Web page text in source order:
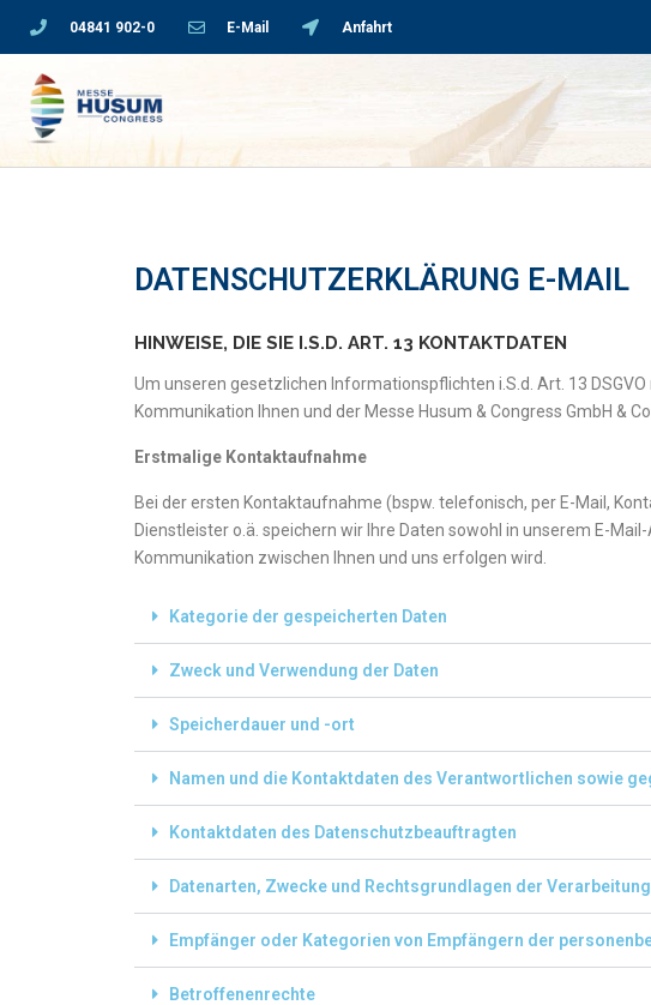
04841 902-0 E-Mail Anfahrt
DATENSCHUTZERKLÄRUNG E-MAIL
HINWEISE, DIE SIE I.S.D. ART. 13 KONTAKTDATEN
Um unseren gesetzlichen Informationspflichten i.S.d. Art. 13
Kommunikation Ihnen und der Messe Husum & Congress GmbH &
Erstmalige Kontaktaufnahme
Bei der ersten Kontaktaufnahme (bspw. telefonisch, per E-Mail,
Dienstleister o.ä. speichern wir Ihre Daten sowohl in unserem E-
Kommunikation zwischen Ihnen und uns erfolgen wird.
Kategorie der gespeicherten Daten
Zweck und Verwendung der Daten
Speicherdauer und -ort
Namen und die Kontaktdaten des Verantwortlichen sowie
Kontaktdaten des Datenschutzbeauftragten
Datenarten, Zwecke und Rechtsgrundlagen der
Empfänger oder Kategorien von Empfängern der
Betroffenenrechte